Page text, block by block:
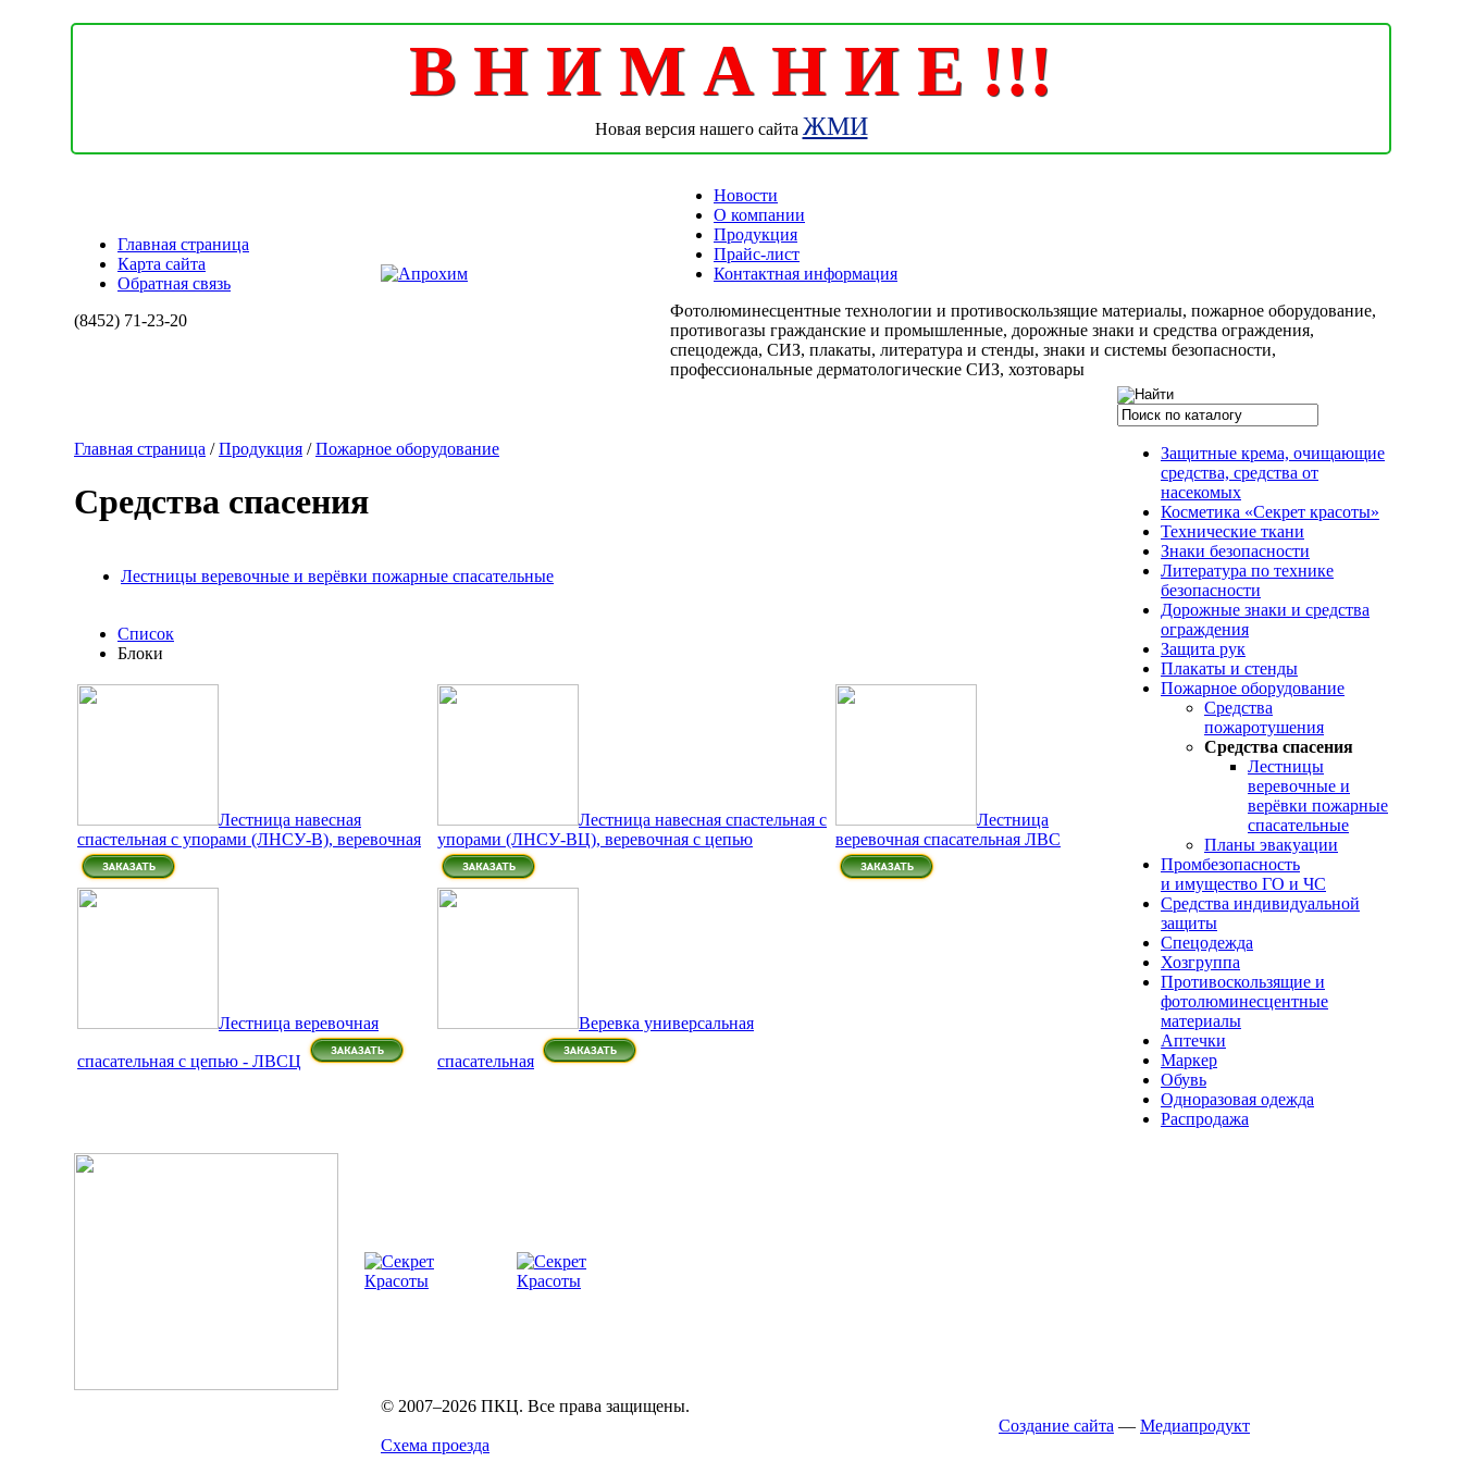
В Н И М А Н И Е !!!
Новая версия нашего сайта ЖМИ
Главная страница
Карта сайта
Обратная связь
(8452) 71-23-20
Новости
О компании
Продукция
Прайс-лист
Контактная информация
Фотолюминесцентные технологии и противоскользящие материалы, пожарное оборудование,
противогазы гражданские и промышленные, дорожные знаки и средства ограждения,
спецодежда, СИЗ, плакаты, литература и стенды, знаки и системы безопасности,
профессиональные дерматологические СИЗ, хозтовары
Главная страница /Продукция /Пожарное оборудование
Средства спасения
Лестницы веревочные и верёвки пожарные спасательные
Список
Блоки
Лестница навесная
спастельная с упорами (ЛНСУ-В), веревочная
Лестница навесная спастельная с
упорами (ЛНСУ-ВЦ), веревочная с цепью
Лестница
веревочная спасательная ЛВС
Лестница веревочная
спасательная с цепью - ЛВСЦ
Веревка универсальная
спасательная
Защитные крема, очищающие
средства, средства от
насекомых
Косметика «Секрет красоты»
Технические ткани
Знаки безопасности
Литература по технике
безопасности
Дорожные знаки и средства
ограждения
Защита рук
Плакаты и стенды
Пожарное оборудование
Средства
пожаротушения
Средства спасения
Лестницы
веревочные и
верёвки пожарные
спасательные
Планы эвакуации
Промбезопасность
и имущество ГО и ЧС
Средства индивидуальной
защиты
Спецодежда
Хозгруппа
Противоскользящие и
фотолюминесцентные
материалы
Аптечки
Маркер
Обувь
Одноразовая одежда
Распродажа
© 2007–2026 ПКЦ. Все права защищены.
Схема проезда
Создание сайта — Медиапродукт